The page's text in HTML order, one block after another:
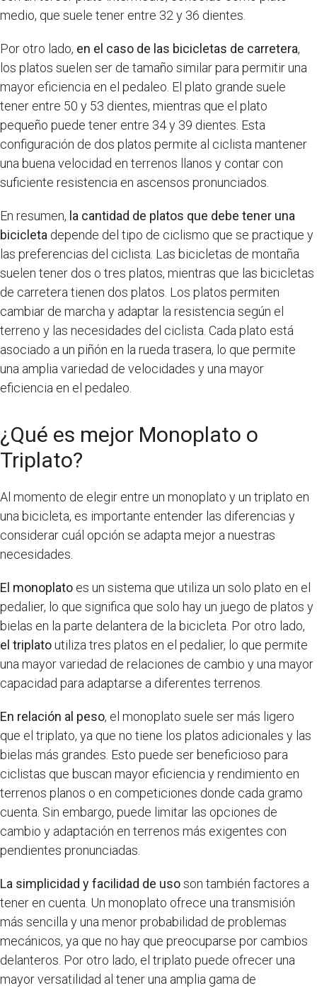
medio, que suele tener entre 32 y 36 dientes.
Por otro lado, en el caso de las bicicletas de carretera,
los platos suelen ser de tamaño similar para permitir una
mayor eficiencia en el pedaleo. El plato grande suele
tener entre 50 y 53 dientes, mientras que el plato
pequeño puede tener entre 34 y 39 dientes. Esta
configuración de dos platos permite al ciclista mantener
una buena velocidad en terrenos llanos y contar con
suficiente resistencia en ascensos pronunciados.
En resumen, la cantidad de platos que debe tener una
bicicleta depende del tipo de ciclismo que se practique y
las preferencias del ciclista. Las bicicletas de montaña
suelen tener dos o tres platos, mientras que las bicicletas
de carretera tienen dos platos. Los platos permiten
cambiar de marcha y adaptar la resistencia según el
terreno y las necesidades del ciclista. Cada plato está
asociado a un piñón en la rueda trasera, lo que permite
una amplia variedad de velocidades y una mayor
eficiencia en el pedaleo.
¿Qué es mejor Monoplato o
Triplato?
Al momento de elegir entre un monoplato y un triplato en
una bicicleta, es importante entender las diferencias y
considerar cuál opción se adapta mejor a nuestras
necesidades.
El monoplato es un sistema que utiliza un solo plato en el
pedalier, lo que significa que solo hay un juego de platos y
bielas en la parte delantera de la bicicleta. Por otro lado,
el triplatoutiliza tres platos en el pedalier, lo que permite
una mayor variedad de relaciones de cambio y una mayor
capacidad para adaptarse a diferentes terrenos.
En relación al peso, el monoplato suele ser más ligero
que el triplato, ya que no tiene los platos adicionales y las
bielas más grandes. Esto puede ser beneficioso para
ciclistas que buscan mayor eficiencia y rendimiento en
terrenos planos o en competiciones donde cada gramo
cuenta. Sin embargo, puede limitar las opciones de
cambio y adaptación en terrenos más exigentes con
pendientes pronunciadas.
La simplicidad y facilidad de usoson también factores a
tener en cuenta. Un monoplato ofrece una transmisión
más sencilla y una menor probabilidad de problemas
mecánicos, ya que no hay que preocuparse por cambios
delanteros. Por otro lado, el triplato puede ofrecer una
mayor versatilidad al tener una amplia gama de